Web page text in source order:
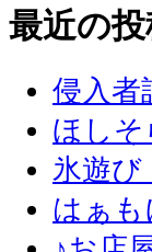
最近の
侵入者
ほしそ
氷遊
はぁ